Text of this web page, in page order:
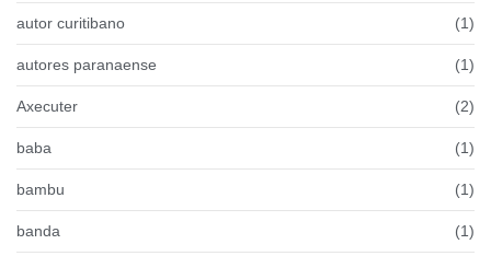
autor curitibano (1)
autores paranaense (1)
Axecuter (2)
baba (1)
bambu (1)
banda (1)